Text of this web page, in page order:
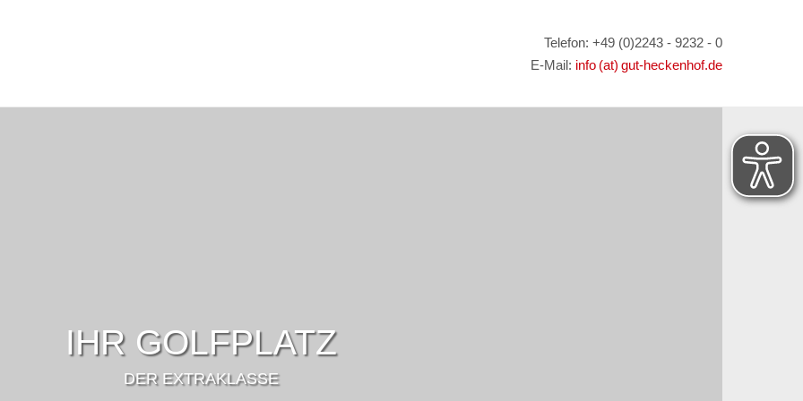
Telefon: +49 (0)2243 - 9232 - 0
E-Mail: info (at) gut-heckenhof.de
IHR GOLFPLATZ
DER EXTRAKLASSE